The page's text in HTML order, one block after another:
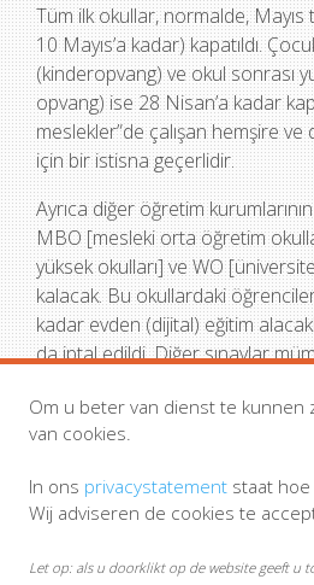
Tüm ilk okullar, normalde,
10 Mayıs’a kadar) kapatıldı.
(kinderopvang) ve okul sonrası
opvang) ise 28 Nisan’a kadar
meslekler”de çalışan hemşire
için bir istisna geçerlidir.
Ayrıca diğer öğretim
MBO [mesleki orta öğretim
yüksek okulları] ve WO
kalacak. Bu okullardaki
kadar evden (dijital) eğitim
da iptal edildi. Diğer sınavlar
Pek çok büyük etkinlik
Büyük festival ve etkinlikler 1
Bu durum, Kral Günündeki
giriyor. Bu kapsamda örneğin 1
Om u beter van dienst te kunnen
van cookies.
In ons privacystatement staat
Wij adviseren de cookies te
Let op: als u doorklikt op de website geeft u